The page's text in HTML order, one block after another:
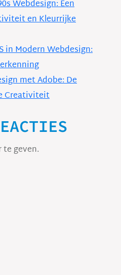
Webdesign: Een
en Kleurrijke
in Modern Webdesign:
met Adobe: De
Creativiteit
te geven.